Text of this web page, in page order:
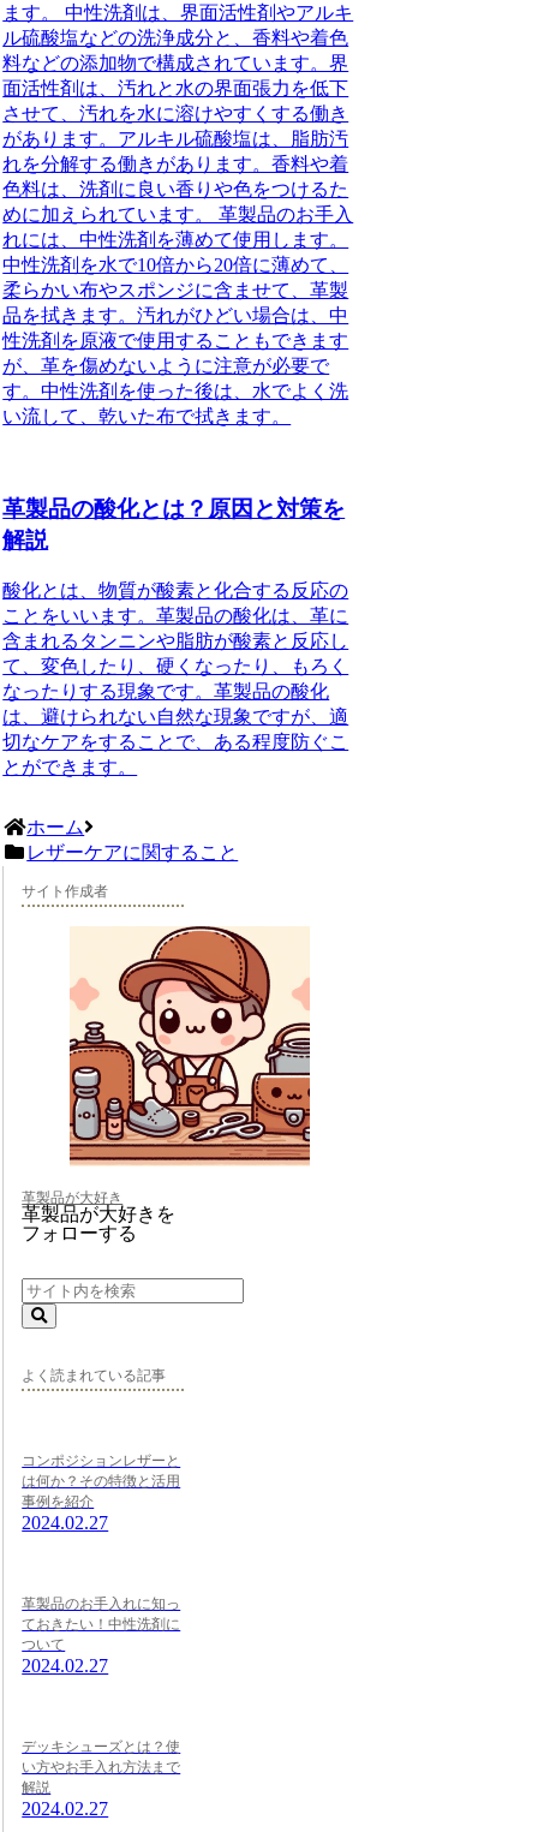
ます。 中性洗剤は、界面活性剤やアルキ
ル硫酸塩などの洗浄成分と、香料や着色
料などの添加物で構成されています。界
面活性剤は、汚れと水の界面張力を低下
させて、汚れを水に溶けやすくする働き
があります。アルキル硫酸塩は、脂肪汚
れを分解する働きがあります。香料や着
色料は、洗剤に良い香りや色をつけるた
めに加えられています。 革製品のお手入
れには、中性洗剤を薄めて使用します。
中性洗剤を水で10倍から20倍に薄めて、
柔らかい布やスポンジに含ませて、革製
品を拭きます。汚れがひどい場合は、中
性洗剤を原液で使用することもできます
が、革を傷めないように注意が必要で
す。中性洗剤を使った後は、水でよく洗
い流して、乾いた布で拭きます。
革製品の酸化とは？原因と対策を
解説
酸化とは、物質が酸素と化合する反応の
ことをいいます。革製品の酸化は、革に
含まれるタンニンや脂肪が酸素と反応し
て、変色したり、硬くなったり、もろく
なったりする現象です。革製品の酸化
は、避けられない自然な現象ですが、適
切なケアをすることで、ある程度防ぐこ
とができます。
ホーム
レザーケアに関すること
サイト作成者
革製品が大好き
革製品が大好きを
フォローする
よく読まれている記事
コンポジションレザーと
は何か？その特徴と活用
事例を紹介
2024.02.27
革製品のお手入れに知っ
ておきたい！中性洗剤に
ついて
2024.02.27
デッキシューズとは？使
い方やお手入れ方法まで
解説
2024.02.27